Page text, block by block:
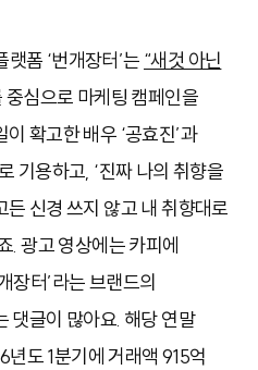
폼 ‘번개장터’는 “새것 아닌
중심으로 마케팅 캠페인을
확고한 배우 ‘공효진’과
기용하고, ‘진짜 나의 취향을
신경 쓰지 않고 내 취향대로
. 광고 영상에는 카피에
장터’라는 브랜드의
댓글이 많아요. 해당 연말
년도 1분기에 거래액 915억